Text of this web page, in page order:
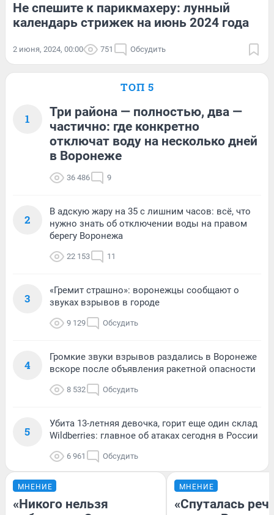
Не спешите к парикмахеру: лунный
календарь стрижек на июнь 2024 года
2 июня, 2024, 00:00 751 Обсудить
ТОП 5
1
Три района — полностью, два —
частично: где конкретно
отключат воду на несколько дней
в Воронеже
36 486 9
2
В адскую жару на 35 с лишним часов: всё, что
нужно знать об отключении воды на правом
берегу Воронежа
22 153 11
3
«Гремит страшно»: воронежцы сообщают о
звуках взрывов в городе
9 129 Обсудить
4
Громкие звуки взрывов раздались в Воронеже
вскоре после объявления ракетной опасности
8 532 Обсудить
5
Убита 13-летняя девочка, горит еще один склад
Wildberries: главное об атаках сегодня в России
6 961 Обсудить
МНЕНИЕ
«Никого нельзя
МНЕНИЕ
«Спуталась